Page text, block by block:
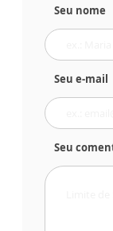
Seu nome
Seu e-mail
Seu